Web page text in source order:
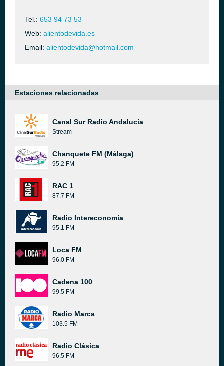
Tel.: 653 94 73 53
Web: alientodevida.es
Email: alientodevida@hotmail.com
Estaciones relacionadas
Canal Sur Radio Andalucía
Stream
Chanquete FM (Málaga)
95.2 FM
RAC 1
87.7 FM
Radio Intereconomía
95.1 FM
Loca FM
96.0 FM
Cadena 100
99.5 FM
Radio Marca
103.5 FM
Radio Clásica
96.5 FM